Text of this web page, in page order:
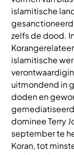
islamitische
zelfs de dood.
islamitische
uitmondend in
doden en
dominee Terry
september te
Koran, tot